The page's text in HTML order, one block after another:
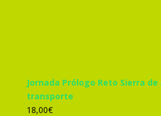
Jornada Prólogo Reto Sierra
transporte
18,00€